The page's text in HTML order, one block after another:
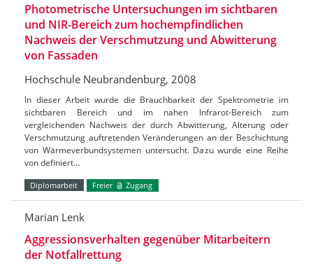
Photometrische Untersuchungen im sichtbaren
und NIR-Bereich zum hochempfindlichen
Nachweis der Verschmutzung und Abwitterung
von Fassaden
Hochschule Neubrandenburg, 2008
In dieser Arbeit wurde die Brauchbarkeit der Spektrometrie im
sichtbaren Bereich und im nahen Infrarot-Bereich zum
vergleichenden Nachweis der durch Abwitterung, Alterung oder
Verschmutzung auftretenden Veränderungen an der Beschichtung
von Wärmeverbundsystemen untersucht. Dazu wurde eine Reihe
von definiert…
Diplomarbeit Freier Zugang
Marian Lenk
Aggressionsverhalten gegenüber Mitarbeitern
der Notfallrettung